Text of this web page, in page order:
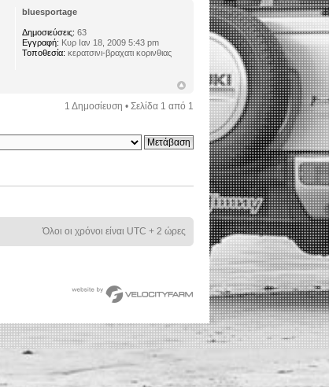
bluesportage
Δημοσιεύσεις: 63
Εγγραφή: Κυρ Ιαν 18, 2009 5:43 pm
Τοποθεσία: κερατσινι-βραχατι κορινθιας
1 Δημοσίευση • Σελίδα 1 από 1
Όλοι οι χρόνοι είναι UTC + 2 ώρες